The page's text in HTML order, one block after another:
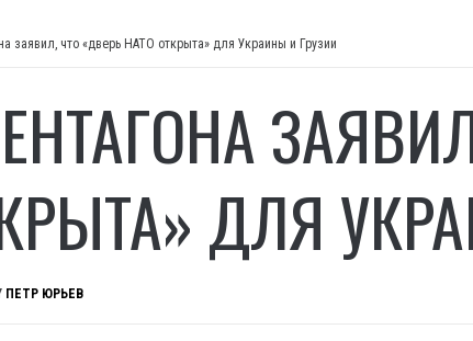
заявил, что «дверь НАТО открыта» для Украины и Грузии
ДЛЯ
ПЕТР ЮРЬЕВ